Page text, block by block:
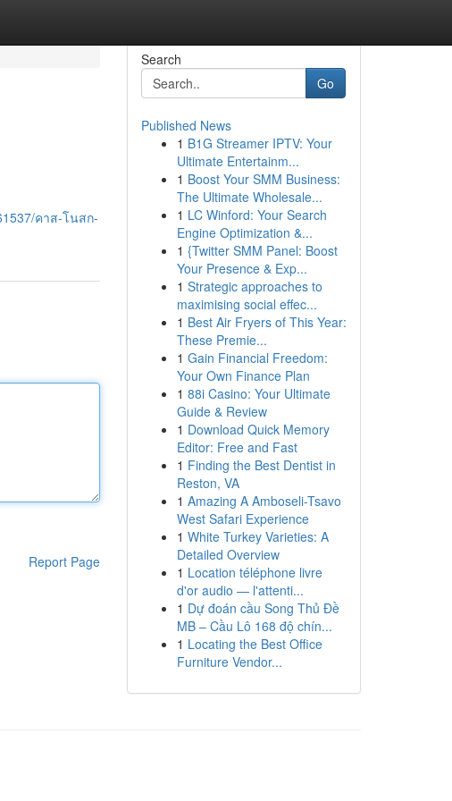
คาส-โนสก-
Report Page
Search
Go
Published News
1 B1G Streamer IPTV: Your
Ultimate Entertainm...
1 Boost Your SMM Business:
The Ultimate Wholesale...
1 LC Winford: Your Search
Engine Optimization &...
1 {Twitter SMM Panel: Boost
Your Presence & Exp...
1 Strategic approaches to
maximising social effec...
1 Best Air Fryers of This Year:
These Premie...
1 Gain Financial Freedom:
Your Own Finance Plan
1 88i Casino: Your Ultimate
Guide & Review
1 Download Quick Memory
Editor: Free and Fast
1 Finding the Best Dentist in
Reston, VA
1 Amazing A Amboseli-Tsavo
West Safari Experience
1 White Turkey Varieties: A
Detailed Overview
1 Location téléphone livre
d'or audio — l'attenti...
1 Dự đoán cầu Song Thủ Đề
MB – Cầu Lô 168 độ chín...
1 Locating the Best Office
Furniture Vendor...